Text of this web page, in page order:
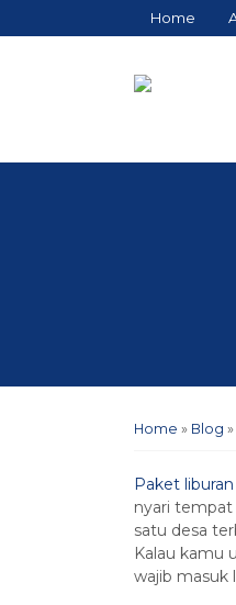
Home
Home » Blog »
Paket liburan
nyari tempat
satu desa
Kalau kamu
wajib masuk